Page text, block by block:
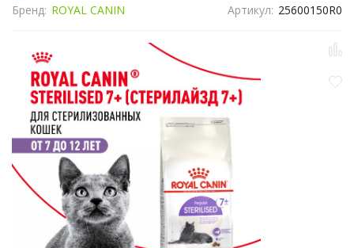
Бренд: ROYAL CANIN Артикул: 25600150R0